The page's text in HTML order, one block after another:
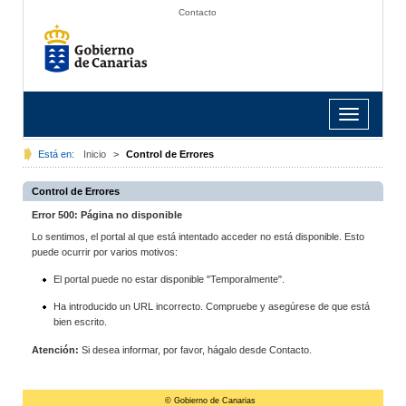
Contacto
Toggle
navigation
Está en: Inicio > Control de Errores
Control de Errores
Error 500: Página no disponible
Lo sentimos, el portal al que está intentado acceder no está disponible. Esto
puede ocurrir por varios motivos:
El portal puede no estar disponible "Temporalmente".
Ha introducido un URL incorrecto. Compruebe y asegúrese de que está
bien escrito.
Atención: Si desea informar, por favor, hágalo desde Contacto.
© Gobierno de Canarias